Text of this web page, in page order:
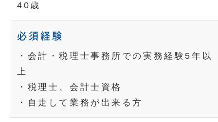
40歳
必須経験
・会計・税理士事務所での実務経験5年以
上
・税理士、会計士資格
・自走して業務が出来る方